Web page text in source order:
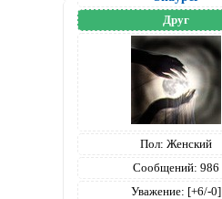
Друг
Пол: Женский
Сообщений: 986
Уважение: [+6/-0]